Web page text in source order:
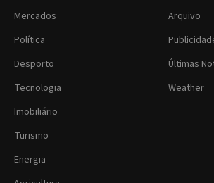
Mercados
Política
Desporto
Tecnologia
Imobiliário
Turismo
Energia
Arquivo
Últimas
Weather